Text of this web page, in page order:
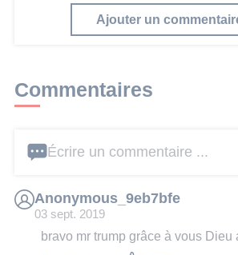
Ajouter un
Commentaires
Écrire un commentaire ...
Anonymous_9eb7bfe
03 sept. 2019
bravo mr trump grâce à vous Dieu